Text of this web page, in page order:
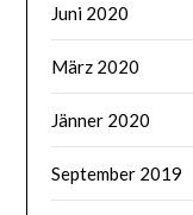
Juni 2020
März 2020
Jänner 2020
September 2019